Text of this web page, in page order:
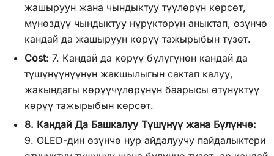
жашыруун жана чындыктуу түүлөрүн көрсөт,
мүнөздүү чындыктуу нүрүктөрүн аныктап, өзүнчө
кандай да жашыруун көрүү тажырыбын түзөт.
Cost: 7. Кандай да көрүү бүлүгүнөн кандай да
түшүнүүнүүнүн жакшылыгын сактап калуу,
жакындагы көрүүчүлөрүнүн баарысы өтүнүктүү
көрүү тажырыбын көрсөт.
8. Кандай Да Башкалуу Түшүнүү жана Бүлүнчө:
9. OLED-дин өзүнчө нур айдалуучу пайдалыктери